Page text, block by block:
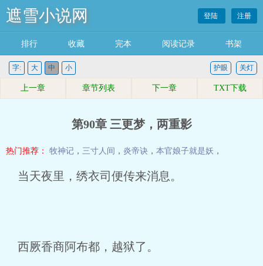
遮雪小说网 登陆 注册
排行 收藏 完本 阅读记录 书架
字: 大 中 小 关灯
护眼
上一章 章节列表 下一章 TXT下载
第90章 三更梦，两重影
热门推荐： 牧神记 ， 三寸人间 ， 炎帝诀 ， 本官娘子就是妖 ，
当天夜里，绣衣司便传来消息。
西厥香商阿布都，越狱了。